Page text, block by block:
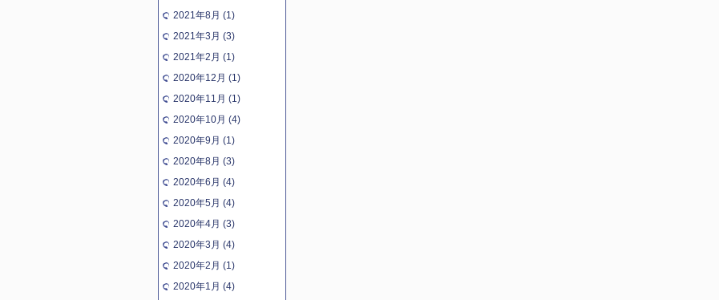
2021年8月 (1)
2021年3月 (3)
2021年2月 (1)
2020年12月 (1)
2020年11月 (1)
2020年10月 (4)
2020年9月 (1)
2020年8月 (3)
2020年6月 (4)
2020年5月 (4)
2020年4月 (3)
2020年3月 (4)
2020年2月 (1)
2020年1月 (4)